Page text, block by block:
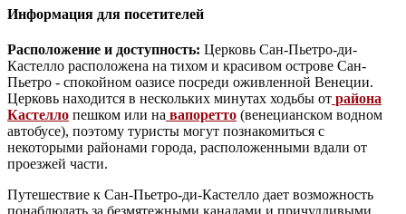
Информация для посетителей
Расположение и доступность: Церковь Сан-Пьетро-ди-
Кастелло расположена на тихом и красивом острове Сан-
Пьетро - спокойном оазисе посреди оживленной Венеции.
Церковь находится в нескольких минутах ходьбы от района
Кастелло пешком или на вапоретто (венецианском водном
автобусе), поэтому туристы могут познакомиться с
некоторыми районами города, расположенными вдали от
проезжей части.
Путешествие к Сан-Пьетро-ди-Кастелло дает возможность